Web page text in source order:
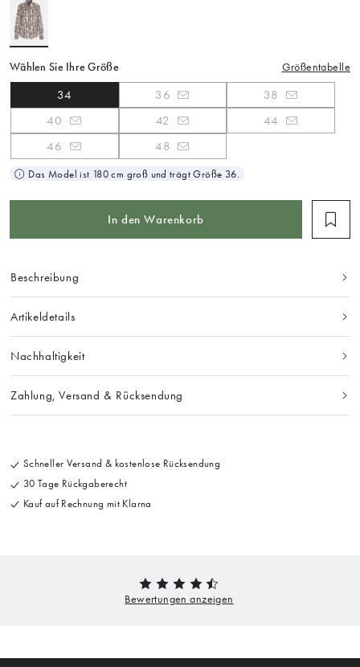
Wählen Sie Ihre Größe Größentabelle
34 36
38
40
42
44
46
48
Das Model ist 180 cm groß und trägt Größe 36.
In den Warenkorb
Beschreibung
Artikeldetails
Nachhaltigkeit
Zahlung, Versand & Rücksendung
Schneller Versand & kostenlose Rücksendung
30 Tage Rückgaberecht
Kauf auf Rechnung mit Klarna